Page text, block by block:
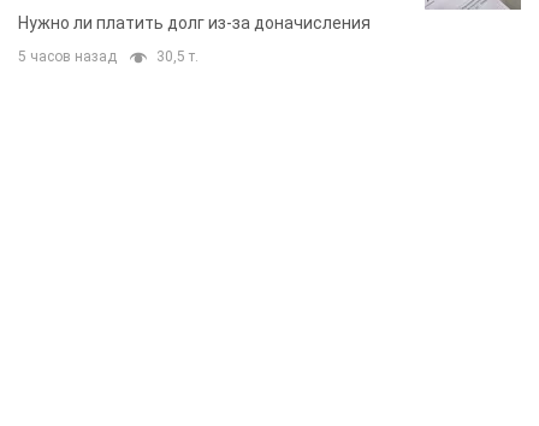
вынес неожиданное решение
Нужно ли платить долг из-за доначисления
5 часов назад 30,5 т.